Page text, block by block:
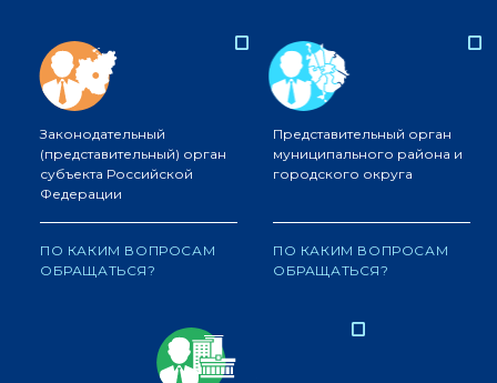
Законодательный
(представительный) орган
субъекта Российской
Федерации
ПО КАКИМ ВОПРОСАМ
ОБРАЩАТЬСЯ?
Представительный орган
муниципального района и
городского округа
ПО КАКИМ ВОПРОСАМ
ОБРАЩАТЬСЯ?